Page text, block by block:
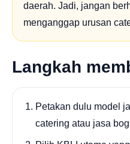
daerah. Jadi, jangan
menganggap urusan
Langkah
Petakan dulu model
catering atau jasa